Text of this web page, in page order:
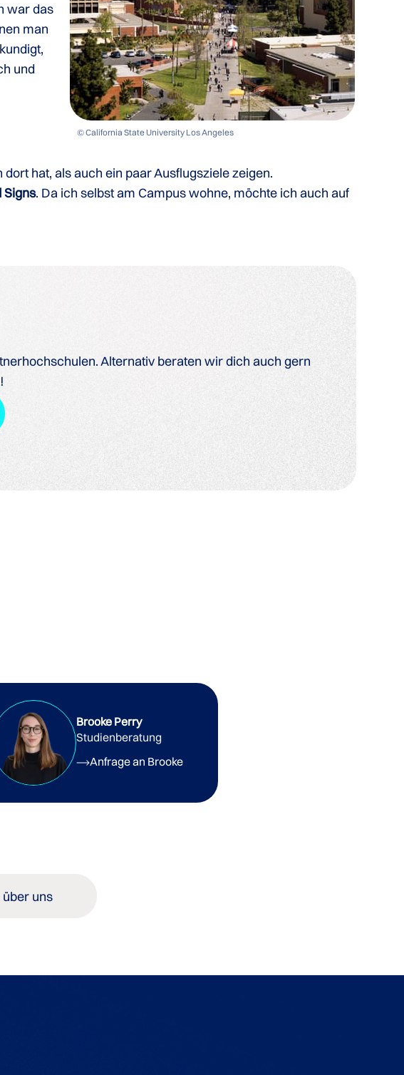
© California State University Los Angeles
war das
man
und
hat, als auch ein paar Ausflugsziele zeigen.
Signs. Da ich selbst am Campus wohne, möchte ich auch auf
Alternativ beraten wir dich auch gern
Brooke Perry
Studienberatung
Anfrage an Brooke
uns